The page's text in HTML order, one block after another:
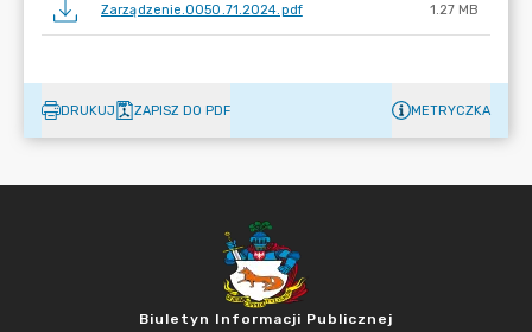
Zarządzenie.0050.71.2024.pdf 1.27 MB
DRUKUJ ZAPISZ DO PDF METRYCZKA
Biuletyn Informacji Publicznej